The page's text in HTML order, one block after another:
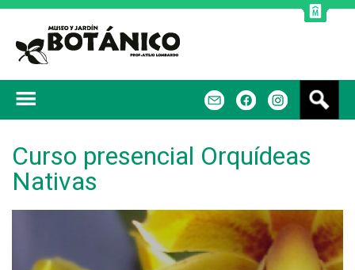
Curso presencial Orquídeas
Nativas
s
a